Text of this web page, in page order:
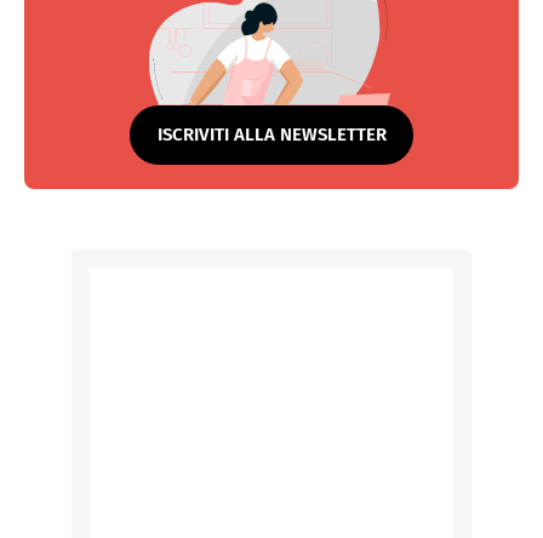
ISCRIVITI ALLA NEWSLETTER